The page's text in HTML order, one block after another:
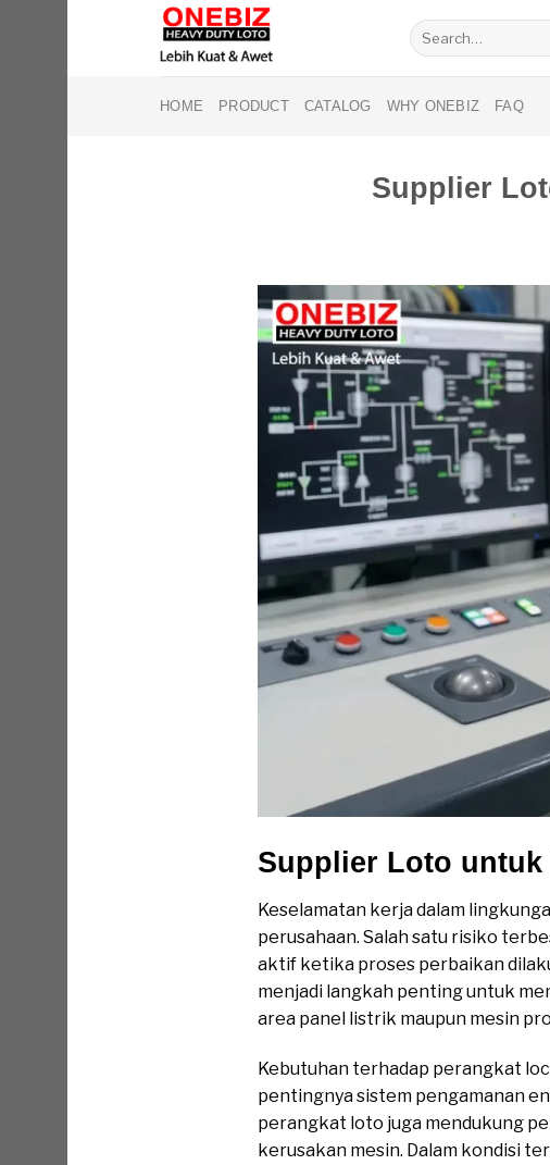
Search
for:
HOME PRODUCT CATALOG WHY ONEBIZ FAQ
Supplier
Supplier Loto
Keselamatan kerja dalam
perusahaan. Salah satu risiko
aktif ketika proses perbaikan
menjadi langkah penting untuk
area panel listrik maupun mesin
Kebutuhan terhadap perangkat
pentingnya sistem pengamanan
perangkat loto juga mendukung
kerusakan mesin. Dalam kondisi